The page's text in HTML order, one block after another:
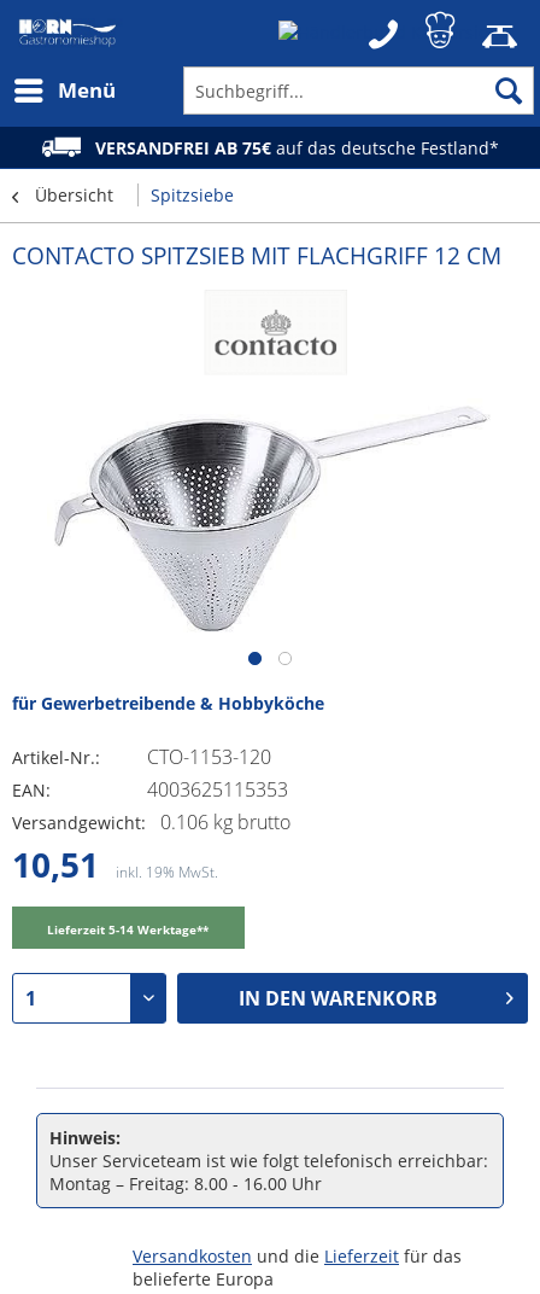
Menü
VERSANDFREI AB 75€ auf das deutsche Festland*
Übersicht Spitzsiebe
CONTACTO SPITZSIEB MIT FLACHGRIFF 12 CM
für Gewerbetreibende & Hobbyköche
Artikel-Nr.: CTO-1153-120
EAN: 4003625115353
Versandgewicht: 0.106 kg brutto
10,51 inkl. 19% MwSt.
Lieferzeit 5-14 Werktage**
IN DEN WARENKORB
Hinweis:
Unser Serviceteam ist wie folgt telefonisch erreichbar:
Montag – Freitag: 8.00 - 16.00 Uhr
Versandkosten und die Lieferzeit für das
belieferte Europa